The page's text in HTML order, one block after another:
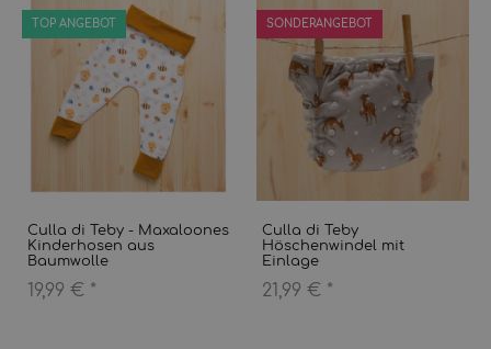
TOP ANGEBOT
Culla di Teby - Maxaloones
Kinderhosen aus
Baumwolle
19,99 € *
SONDERANGEBOT
Culla di Teby
Höschenwindel mit
Einlage
21,99 € *